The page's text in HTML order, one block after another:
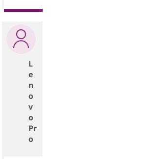
L
e
n
o
v
o
Pr
o